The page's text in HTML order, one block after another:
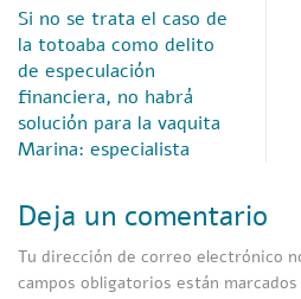
Si no se trata el caso de
la totoaba como delito
de especulación
financiera, no habrá
solución para la vaquita
Marina: especialista
Deja un comentario
Tu dirección de correo electrónico
campos obligatorios están marcados